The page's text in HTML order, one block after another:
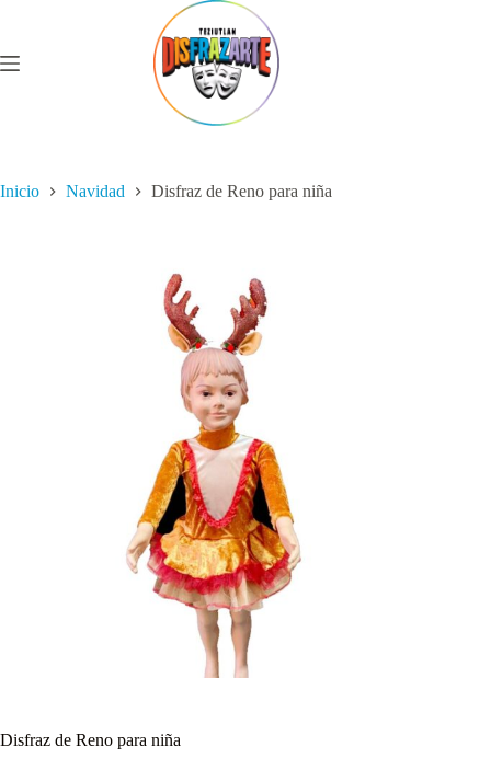
Inicio Navidad Disfraz de Reno para niña
Disfraz de Reno para niña